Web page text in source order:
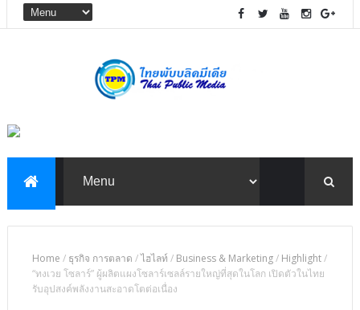
Home / ธุรกิจ การตลาด /ไฮไลท์ / Business & Marketing/ Highlight/
“ทงเวย โซลาร์” ผู้ผลิตแผงโซลาร์เซลล์รายใหญ่ที่สุดในโลก เปิดตัวในไทย
รับอุปสงค์พลังงานสะอาดโตต่อเนื่อง